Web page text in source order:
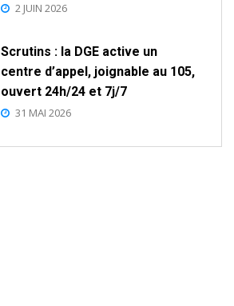
2 JUIN 2026
Scrutins : la DGE active un
centre d’appel, joignable au 105,
ouvert 24h/24 et 7j/7
31 MAI 2026